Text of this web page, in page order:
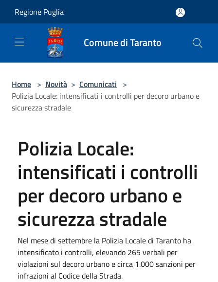
Regione Puglia
Comune di Taranto
Home > Novità > Comunicati >
Polizia Locale: intensificati i controlli per decoro urbano e
sicurezza stradale
Polizia Locale:
intensificati i controlli
per decoro urbano e
sicurezza stradale
Nel mese di settembre la Polizia Locale di Taranto ha
intensificato i controlli, elevando 265 verbali per
violazioni sul decoro urbano e circa 1.000 sanzioni per
infrazioni al Codice della Strada.